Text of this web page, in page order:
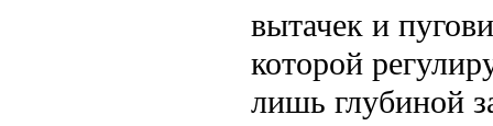
вытачек и
которой
лишь глубиной